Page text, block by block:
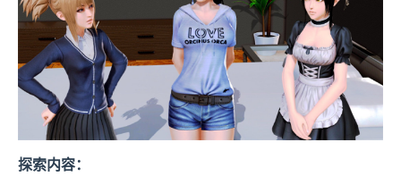
探索内容：